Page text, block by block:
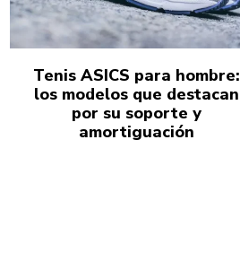
Tenis ASICS para hombre:
los modelos que destacan
por su soporte y
amortiguación